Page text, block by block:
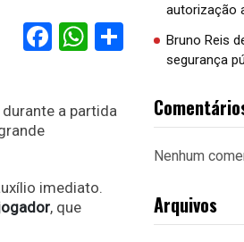
Facebook
WhatsApp
Share
durante a partida
imediato.
, que
autorização
Bruno Reis
segurança
Nenhum
Arquivos